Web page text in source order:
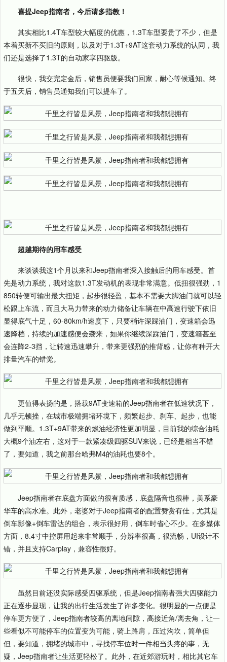
喜提Jeep指南者，今后请多指教！
其实相比1.4T车型较大幅度的优惠，1.3T车型要贵了不少，但是
本着买新不买旧的原则，以及对于1.3T+9AT这套动力系统的认同，我
们还是选择了1.3T的自动家享四驱版。
很快，我交完定金后，销售员便要我们回家，耐心等候通知。终
于五天后，销售员通知我们可以提车了。
超越期待的用车感受
来谈谈我这1个月以来和Jeep指南者深入接触后的用车感受。首
先是动力系统，我对这款1.3T发动机的表现非常满意。低扭很强劲，1
850转便可输出最大扭矩，起步很轻盈，基本不需要大脚油门就可以轻
松跟上车流，而且大马力带来的动力储备让车辆在中高速行驶下依旧
显得底气十足，60-80km/h速度下，只要稍许深踩油门，变速箱会迅
速降档，持续的加速感便会袭来，如果你继续深踩油门，变速箱甚至
会连降2-3挡，让转速迅速攀升，带来更强烈的推背感，让你有种开大
排量汽车的错觉。
更值得表扬的是，搭载9AT变速箱的Jeep指南者在低速状况下，
几乎无顿挫，在城市极端拥堵环境下，频繁起步、刹车、起步，也能
做到平顺。1.3T+9AT带来的燃油经济性更加明显，目前我的综合油耗
大概9个油左右，这对于一款紧凑级四驱SUV来说，已经是相当不错
了，要知道，我之前那台哈弗M4的油耗也要8个。
Jeep指南者在底盘方面做的很有质感，底盘隔音也很棒，美系豪
华车的高水准。此外，老婆对于Jeep指南者的配置赞赏有佳，尤其是
倒车影像+倒车雷达的组合，表示很好用，倒车时省心不少。在多媒体
方面，8.4寸中控屏用起来非常顺手，分辨率很高，很流畅，UI设计不
错，并且支持Carplay，兼容性很好。
虽然目前还没实际感受四驱系统，但是Jeep指南者强大四驱能力
正在逐步显现，让我的出行生活发生了许多变化。很明显的一点便是
停车更方便了，Jeep指南者较高的离地间隙，高接近角/离去角，让一
些看似不可能停车的位置变为可能，骑上路肩，压过沟坎，简单但
但，要知道，拥堵的城市中，寻找停车位时一件相当头疼的事，无
疑，Jeep指南者让生活更轻松了。此外，在近郊游玩时，相比其它车